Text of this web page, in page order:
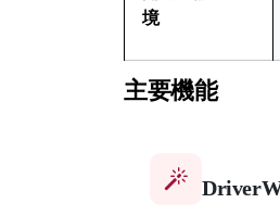
境
主要機能